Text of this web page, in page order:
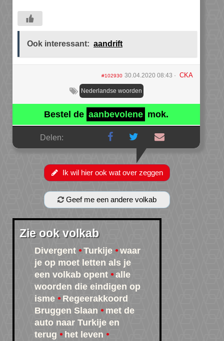
Ook interessant: aandrift
#102930 30.04.2020 08:43 CKA
Nederlandse woorden
Bestel de aanbevolene mok.
Delen:
Ik wil hier ook wat over zeggen
Geef me een andere volkab
Zie ook volkab
Divergent Turkije
waar
je op moet letten als je
een volkab opent
alle
woorden die eindigen op
isme
Regeerakkoord
Bruggen Slaan
met de
auto naar Turkije en
terug
het leven